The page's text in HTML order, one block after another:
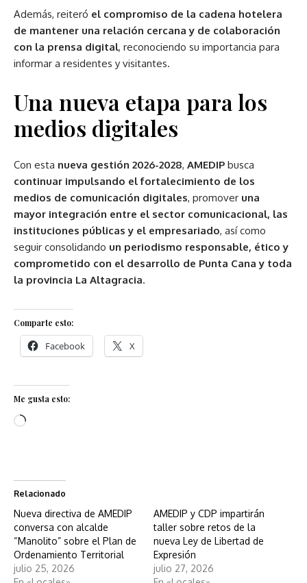
Además, reiteró el compromiso de la cadena hotelera
de mantener una relación cercana y de colaboración
con la prensa digital, reconociendo su importancia para
informar a residentes y visitantes.
Una nueva etapa para los
medios digitales
Con esta nueva gestión 2026-2028, AMEDIP busca
continuar impulsando el fortalecimiento de los
medios de comunicación digitales, promover una
mayor integración entre el sector comunicacional, las
instituciones públicas y el empresariado, así como
seguir consolidando un periodismo responsable, ético y
comprometido con el desarrollo de Punta Cana y toda
la provincia La Altagracia.
Comparte esto:
Facebook X
Me gusta esto:
Relacionado
Nueva directiva de AMEDIP
conversa con alcalde
“Manolito” sobre el Plan de
Ordenamiento Territorial
julio 25, 2026
AMEDIP y CDP impartirán
taller sobre retos de la
nueva Ley de Libertad de
Expresión
julio 27, 2026